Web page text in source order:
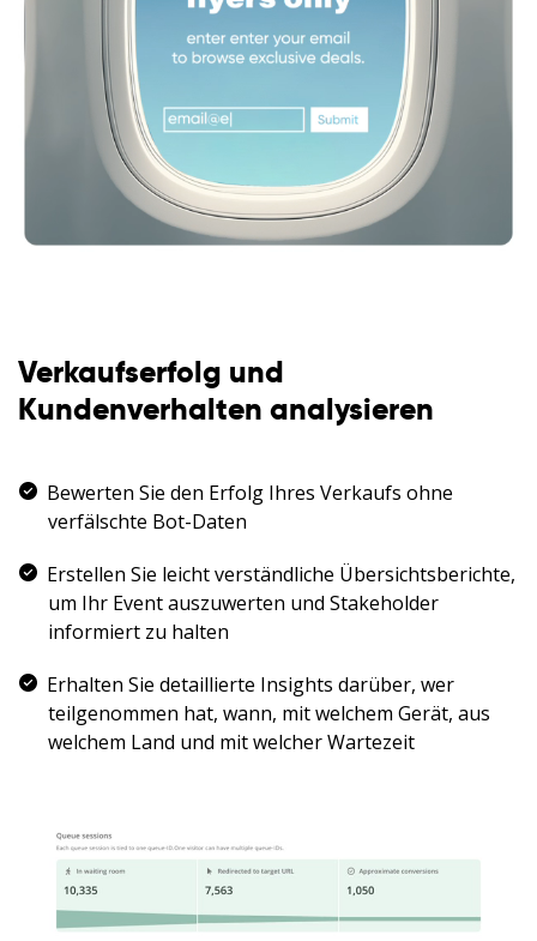
Verkaufserfolg und
Kundenverhalten analysieren
Bewerten Sie den Erfolg Ihres Verkaufs ohne
verfälschte Bot-Daten
Erstellen Sie leicht verständliche Übersichtsberichte,
um Ihr Event auszuwerten und Stakeholder
informiert zu halten
Erhalten Sie detaillierte Insights darüber, wer
teilgenommen hat, wann, mit welchem Gerät, aus
welchem Land und mit welcher Wartezeit